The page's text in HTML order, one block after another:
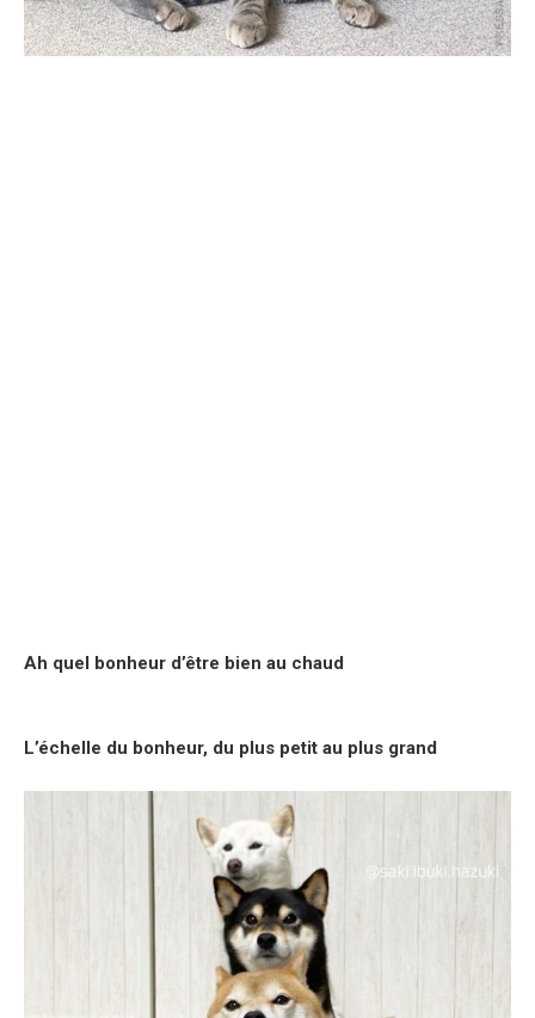
Ah quel bonheur d’être bien au chaud
L’échelle du bonheur, du plus petit au plus grand